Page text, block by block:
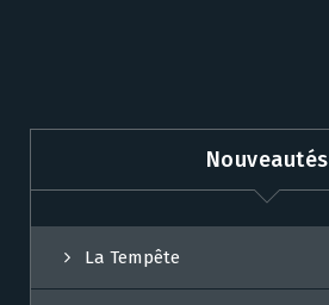
Nouveautés
La Tempête